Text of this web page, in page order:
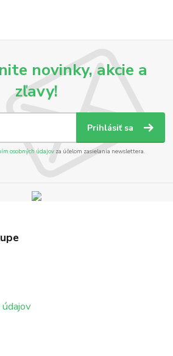
novinky, akcie a
zľavy!
Prihlásiť sa
osobných údajov za účelom zasielania newslettera.